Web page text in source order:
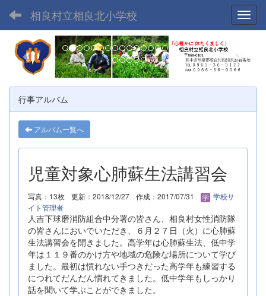
相良村立相良北小学校
p
r
e
v
i
o
u
e
x
t
行事アルバム
アルバム一覧へ
児童対象心肺蘇生法講習会
写真：13枚 更新：2018/12/27 作成：2017/07/31
学校サ
イト管理者
人吉下球磨消防組合中分署の皆さん、相良村女性消防隊
の皆さんにおいでいただき、６月２７日（火）に心肺蘇
生法講習会を開きました。高学年は心肺蘇生法、低中学
年は１１９番のかけ方や地域の危険な場所について学び
ました。最初は慣れない手つきだった高学年も練習する
につれてだんだん慣れてきました。低中学年もしっかり
話を聞いて学ぶことができました。